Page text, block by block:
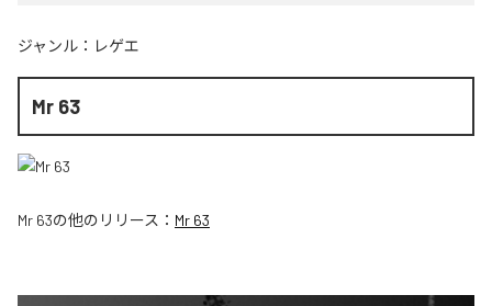
ジャンル： レゲエ
Mr 63
Mr 63の他のリリース： Mr 63